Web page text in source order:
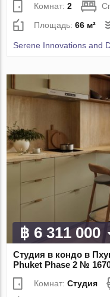
Комнат:2
Площадь:66 м²
Serene Innovations and
฿ 6 311 000
Студия в кондо в
Phuket Phase 2 №
Комнат:Студия